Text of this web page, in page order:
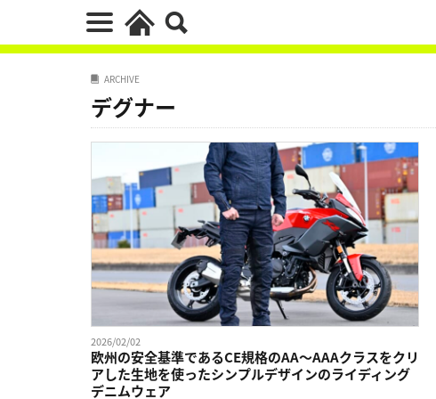
ARCHIVE
デグナー
2026/02/02
欧州の安全基準であるCE規格のAA〜AAAクラスをクリ
アした生地を使ったシンプルデザインのライディング
デニムウェア